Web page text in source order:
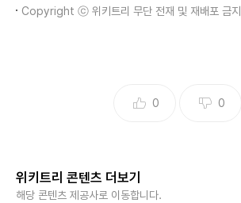
Copyright ⓒ 위키트리 무단 전재 및 재배포 금지
0 0
위키트리 콘텐츠 더보기
해당 콘텐츠 제공사로 이동합니다.